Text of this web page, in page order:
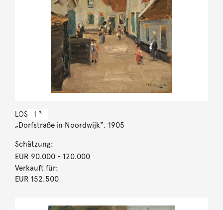
LOS 1 R
„Dorfstraße in Noordwijk“. 1905
Schätzung:
EUR 90.000- 120.000
Verkauft für:
EUR 152.500